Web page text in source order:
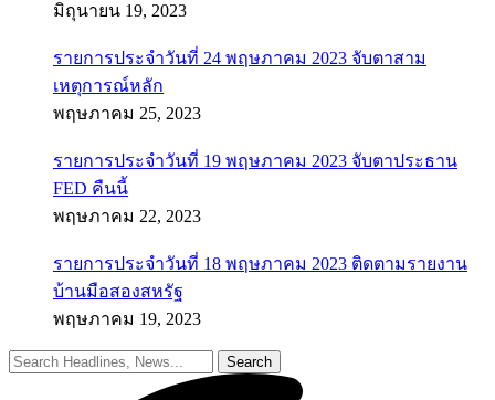
มิถุนายน 19, 2023
รายการประจำวันที่ 24 พฤษภาคม 2023 จับตาสาม
เหตุการณ์หลัก
พฤษภาคม 25, 2023
รายการประจำวันที่ 19 พฤษภาคม 2023 จับตาประธาน
FED คืนนี้
พฤษภาคม 22, 2023
รายการประจำวันที่ 18 พฤษภาคม 2023 ติดตามรายงาน
บ้านมือสองสหรัฐ
พฤษภาคม 19, 2023